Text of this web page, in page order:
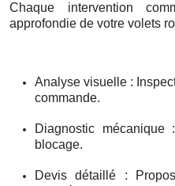
Chaque intervention
approfondie de votre volets
Analyse visuelle :
commande.
Diagnostic
blocage.
Devis détaillé :